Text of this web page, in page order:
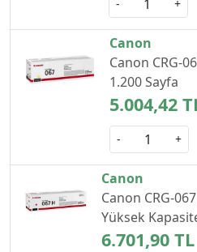
- +
Canon
Canon CRG-
1.200 Sayfa
5.004,42
- +
Canon
Canon CRG-
Yüksek
6.701,90 TL